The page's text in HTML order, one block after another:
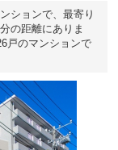
ションで、最寄り
の距離にありま
戸のマンションで